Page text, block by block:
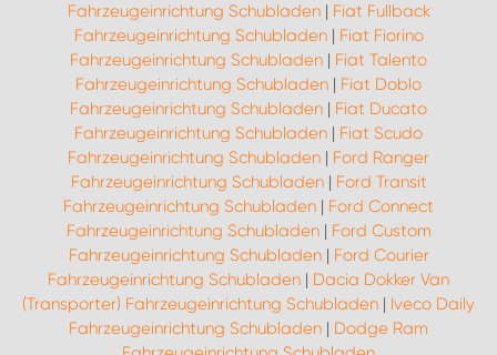
Fahrzeugeinrichtung Schubladen| Fiat Fullback
Fahrzeugeinrichtung Schubladen| Fiat Fiorino
Fahrzeugeinrichtung Schubladen | Fiat Talento
Fahrzeugeinrichtung Schubladen | Fiat Doblo
Fahrzeugeinrichtung Schubladen | Fiat Ducato
Fahrzeugeinrichtung Schubladen | Fiat Scudo
Fahrzeugeinrichtung Schubladen | Ford Ranger
Fahrzeugeinrichtung Schubladen| Ford Transit
Fahrzeugeinrichtung Schubladen | Ford Connect
Fahrzeugeinrichtung Schubladen| Ford Custom
Fahrzeugeinrichtung Schubladen| Ford Courier
Fahrzeugeinrichtung Schubladen | Dacia Dokker Van
(Transporter) Fahrzeugeinrichtung Schubladen | Iveco Daily
Fahrzeugeinrichtung Schubladen | Dodge Ram